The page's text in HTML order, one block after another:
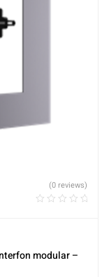
(0 reviews)
modular –